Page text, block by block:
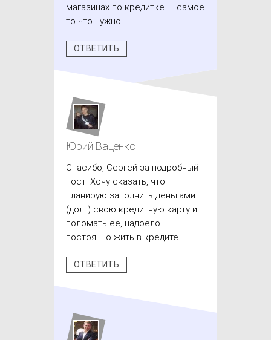
магазинах по кредитке — самое
то что нужно!
ОТВЕТИТЬ
Юрий Ваценко
Спасибо, Сергей за подробный
пост. Хочу сказать, что
планирую заполнить деньгами
(долг) свою кредитную карту и
поломать ее, надоело
постоянно жить в кредите.
ОТВЕТИТЬ